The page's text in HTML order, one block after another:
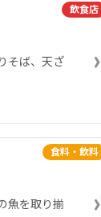
飲食店
そば、天ざ
›
食料・飲料
魚を取り揃
›